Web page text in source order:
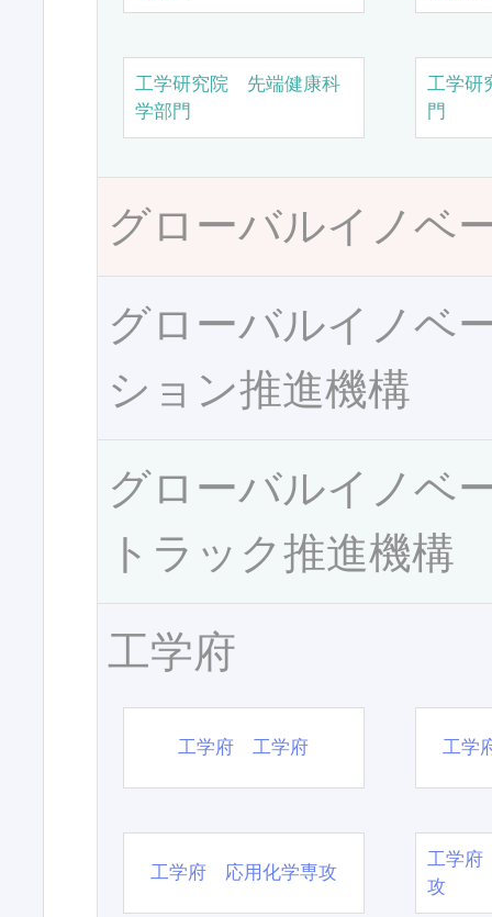
工学研究院 先端健康科
学部門
工学研
門
グローバルイノベ
グローバルイノベ
ション推進機構
グローバルイノベ
トラック推進機構
工学府
工学府 工学府 工学
工学府 応用化学専攻
工学府
攻